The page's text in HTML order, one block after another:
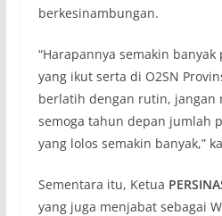
berkesinambungan.
“Harapannya semakin banyak
yang ikut serta di O2SN
berlatih dengan rutin, jangan
semoga tahun depan jumlah
yang lolos semakin banyak,”
Sementara itu, Ketua
yang juga menjabat sebagai